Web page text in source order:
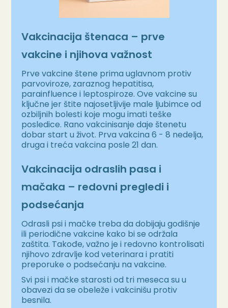
Vakcinacija štenaca – prve
vakcine i njihova važnost
Prve vakcine štene prima uglavnom protiv
parvoviroze, zaraznog hepatitisa,
parainfluence i leptospiroze. Ove vakcine su
ključne jer štite najosetljivije male ljubimce od
ozbiljnih bolesti koje mogu imati teške
posledice. Rano vakcinisanje daje štenetu
dobar start u život. Prva vakcina 6 - 8 nedelja,
druga i treća vakcina posle 21 dan.
Vakcinacija odraslih pasa i
mačaka – redovni pregledi i
podsećanja
Odrasli psi i mačke treba da dobijaju godišnje
ili periodične vakcine kako bi se održala
zaštita. Takođe, važno je i redovno kontrolisati
njihovo zdravlje kod veterinara i pratiti
preporuke o podsećanju na vakcine.
Svi psi i mačke starosti od tri meseca su u
obavezi da se obeleže i vakcinišu protiv
besnila.